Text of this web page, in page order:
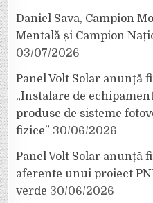
Daniel Sava, Campion
Mentală și Campion
03/07/2026
Panel Volt Solar anunță
„Instalare de
produse de sisteme
fizice” 30/06/2026
Panel Volt Solar anunță
aferente unui proiect
verde 30/06/2026